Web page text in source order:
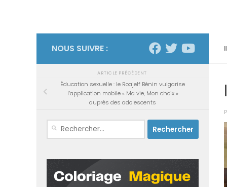
NOUS SUIVRE :
ARTICLE PRÉCÉDENT
Éducation sexuelle : le Roajelf Bénin vulgarise
l’application mobile « Ma vie, Mon choix »
auprès des adolescents
Rechercher :